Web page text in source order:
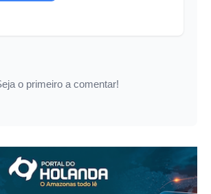
o primeiro a comentar!